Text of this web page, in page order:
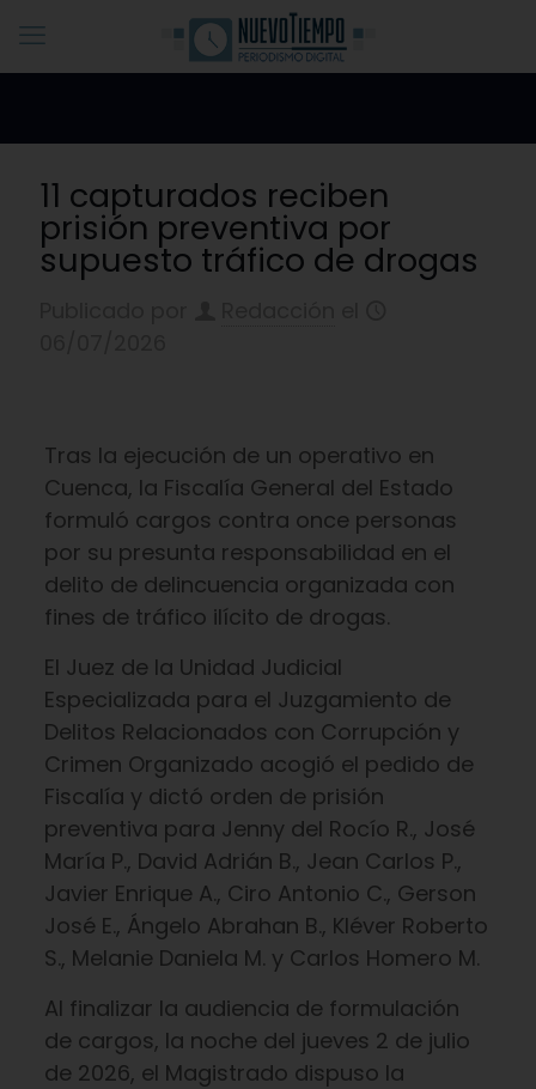
11 capturados reciben
prisión preventiva por
supuesto tráfico de drogas
Tras la ejecución de un operativo en
Cuenca, la Fiscalía General del Estado
formuló cargos contra once personas
por su presunta responsabilidad en el
delito de delincuencia organizada con
fines de tráfico ilícito de drogas.
El Juez de la Unidad Judicial
Especializada para el Juzgamiento de
Delitos Relacionados con Corrupción y
Crimen Organizado acogió el pedido de
Fiscalía y dictó orden de prisión
preventiva para Jenny del Rocío R., José
María P., David Adrián B., Jean Carlos P.,
Javier Enrique A., Ciro Antonio C., Gerson
José E., Ángelo Abrahan B., Kléver Roberto
S., Melanie Daniela M. y Carlos Homero M.
Al finalizar la audiencia de formulación
de cargos, la noche del jueves 2 de julio
de 2026, el Magistrado dispuso la